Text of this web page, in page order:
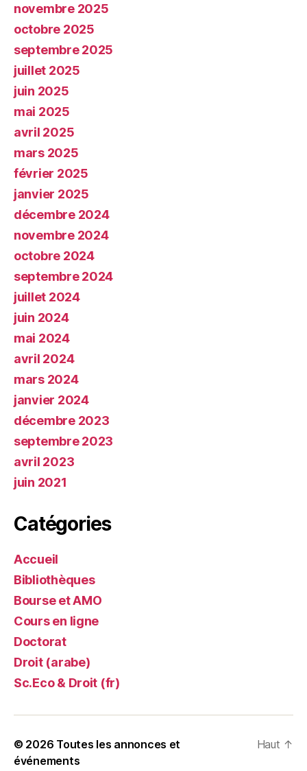
novembre 2025
octobre 2025
septembre 2025
juillet 2025
juin 2025
mai 2025
avril 2025
mars 2025
février 2025
janvier 2025
décembre 2024
novembre 2024
octobre 2024
septembre 2024
juillet 2024
juin 2024
mai 2024
avril 2024
mars 2024
janvier 2024
décembre 2023
septembre 2023
avril 2023
juin 2021
Catégories
Accueil
Bibliothèques
Bourse et AMO
Cours en ligne
Doctorat
Droit (arabe)
Sc.Eco & Droit (fr)
© 2026 Toutes les annonces et
événements
Haut ↑